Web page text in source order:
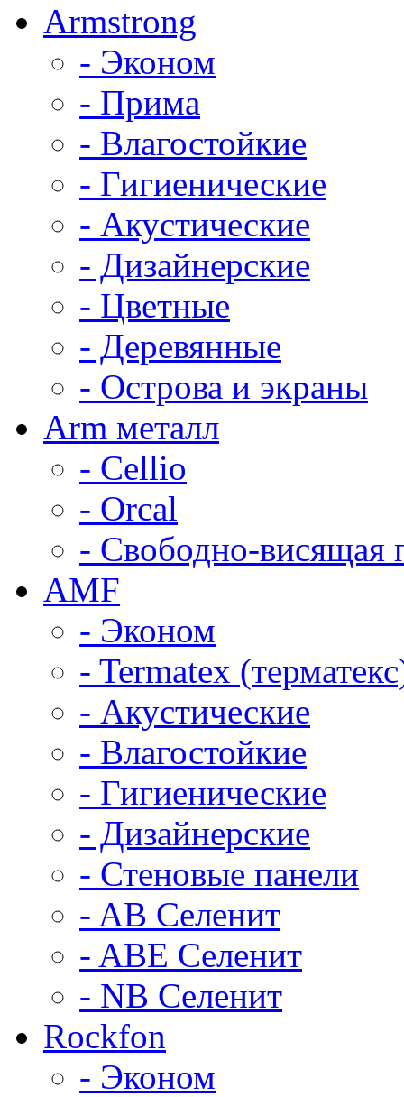
Armstrong
- Эконом
- Прима
- Влагостойкие
- Гигиенические
- Акустические
- Дизайнерские
- Цветные
- Деревянные
- Острова и экраны
Arm металл
- Cellio
- Orcal
- Свободно-висящая
AMF
- Эконом
- Termatex
- Акустические
- Влагостойкие
- Гигиенические
- Дизайнерские
- Стеновые панели
- AB Селенит
- ABE Селенит
- NB Селенит
Rockfon
- Эконом